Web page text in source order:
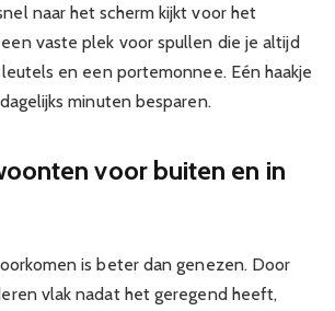
naar het scherm kijkt voor het
vaste plek voor spullen die je altijd
en een portemonnee. Eén haakje
minuten besparen.
voor buiten en in
is beter dan genezen. Door
vlak nadat het geregend heeft,